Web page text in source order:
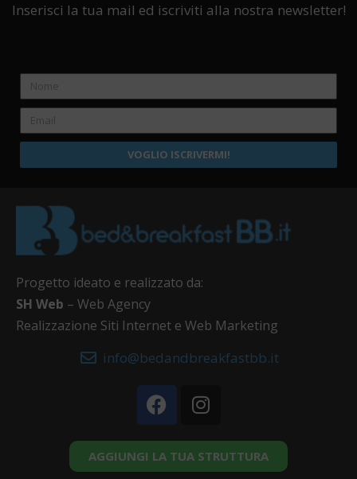
Inserisci la tua mail ed iscriviti alla nostra newsletter!
VOGLIO ISCRIVERMI!
Progetto ideato e realizzato da:
SH Web – Web Agency
Realizzazione Siti Internet e Web Marketing
info@bedandbreakfastbb.it
AGGIUNGI LA TUA STRUTTURA